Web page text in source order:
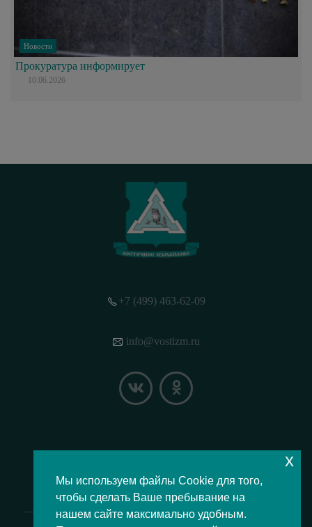
Новости
Прокуратура информирует
10.06.2026
+7 (499) 463-62-09
info@vostizm.ru
Мы используем файлы Cookie для того,
чтобы сделать Ваше пребывание на
нашем сайте максимально удобным.
x